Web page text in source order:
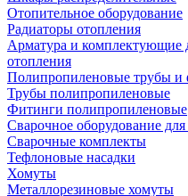
Отопительное оборудование
Радиаторы отопления
Арматура и комплектующие
отопления
Полипропиленовые трубы и
Трубы полипропиленовые
Фитинги полипропиленовые
Сварочное оборудование
Сварочные комплекты
Тефлоновые насадки
Хомуты
Металлорезиновые хомуты